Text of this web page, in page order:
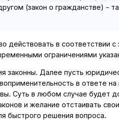
(закон о гражданстве) -
действовать в соответствии
ограничениями
законны. Далее пусть
в ответе на
Суть в любом случае будет
и желание отстаивать
быстрого решения вопроса.